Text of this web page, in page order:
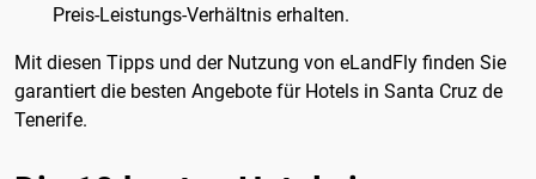
Preis-Leistungs-Verhältnis erhalten.
Mit diesen Tipps und der Nutzung von eLandFly finden Sie
garantiert die besten Angebote für Hotels in Santa Cruz de
Tenerife.